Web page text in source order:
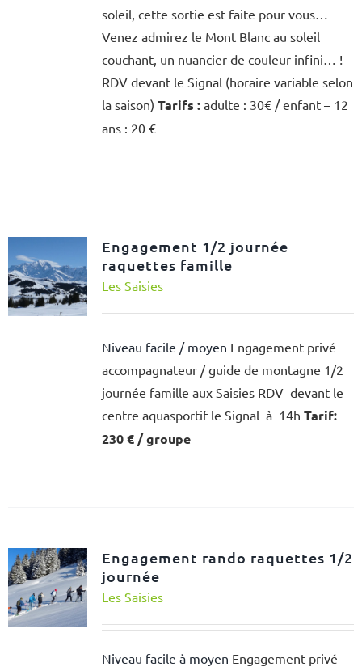
soleil, cette sortie est faite pour vous…
Venez admirez le Mont Blanc au soleil
couchant, un nuancier de couleur infini… !
RDV devant le Signal (horaire variable selon
la saison) Tarifs :adulte : 30€ / enfant – 12
ans : 20 €
Engagement 1/2 journée
raquettes famille
Les Saisies
Niveau facile / moyen Engagement privé
accompagnateur / guide de montagne 1/2
journée famille aux Saisies RDV devant le
centre aquasportif le Signal à 14h Tarif:
230 € / groupe
Engagement rando raquettes 1/2
journée
Les Saisies
Niveau facile à moyen Engagement privé